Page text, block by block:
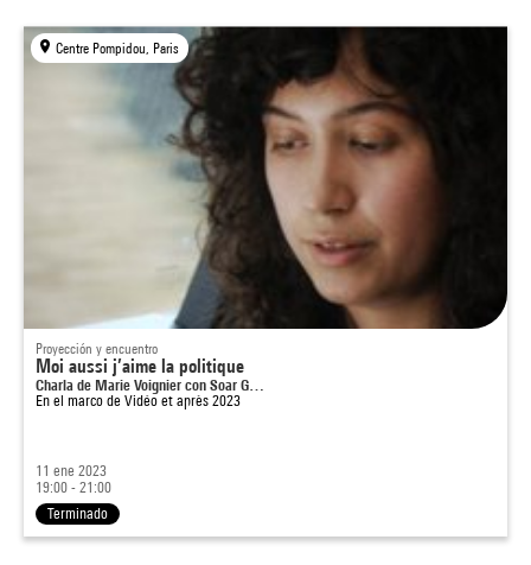
Centre Pompidou, Paris
Proyección y encuentro
Moi aussi j’aime la politique
Charla de Marie Voignier con Soar G…
En el marco de Vidéo et après 2023
11 ene 2023
19:00 - 21:00
Terminado